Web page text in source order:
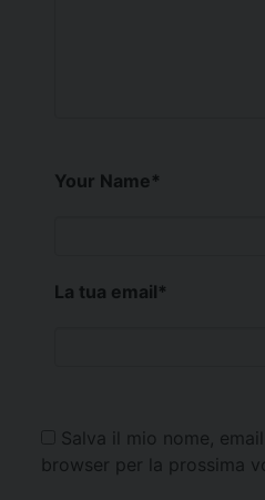
Your Name*
La tua email*
Salva il mio nome,
browser per la prossima